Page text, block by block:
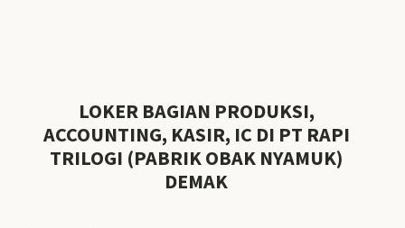
LOKER BAGIAN PRODUKSI,
ACCOUNTING, KASIR, IC DI PT RAPI
TRILOGI (PABRIK OBAK NYAMUK)
DEMAK